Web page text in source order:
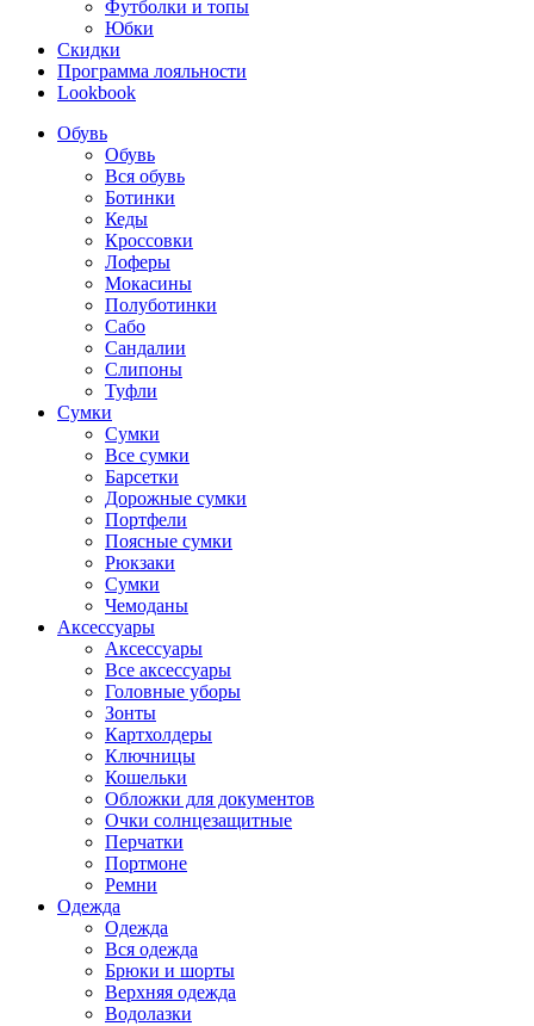
Футболки и топы
Юбки
Скидки
Программа лояльности
Lookbook
Обувь
Обувь
Вся обувь
Ботинки
Кеды
Кроссовки
Лоферы
Мокасины
Полуботинки
Сабо
Сандалии
Слипоны
Туфли
Сумки
Сумки
Все сумки
Барсетки
Дорожные сумки
Портфели
Поясные сумки
Рюкзаки
Сумки
Чемоданы
Аксессуары
Аксессуары
Все аксессуары
Головные уборы
Зонты
Картхолдеры
Ключницы
Кошельки
Обложки для документов
Очки солнцезащитные
Перчатки
Портмоне
Ремни
Одежда
Одежда
Вся одежда
Брюки и шорты
Верхняя одежда
Водолазки